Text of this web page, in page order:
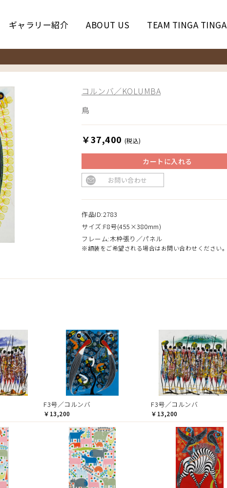
ギャラリー紹介 ABOUT US TEAM TINGA TINGA
コルンバ／KOLUMBA
鳥
￥37,400 (税込)
カートに入れる
お問い合わせ
作品ID:2783
サイズ:F8号(455×380mm)
フレーム:木枠張り／パネル
※額装をご希望される場合はお問い合わせください。
F3号／コルンバ
￥13,200
F3号／コルンバ
￥13,200